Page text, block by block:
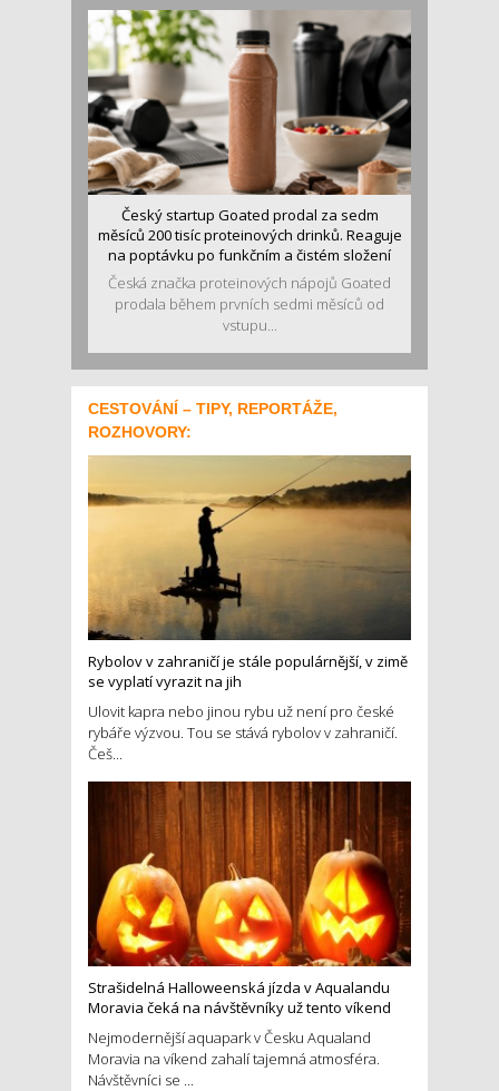
Český startup Goated prodal za sedm
měsíců 200 tisíc proteinových drinků. Reaguje
na poptávku po funkčním a čistém složení
Česká značka proteinových nápojů Goated
prodala během prvních sedmi měsíců od
vstupu...
CESTOVÁNÍ – TIPY, REPORTÁŽE,
ROZHOVORY:
Rybolov v zahraničí je stále populárnější, v zimě
se vyplatí vyrazit na jih
Ulovit kapra nebo jinou rybu už není pro české
rybáře výzvou. Tou se stává rybolov v zahraničí.
Češ...
Strašidelná Halloweenská jízda v Aqualandu
Moravia čeká na návštěvníky už tento víkend
Nejmodernější aquapark v Česku Aqualand
Moravia na víkend zahalí tajemná atmosféra.
Návštěvníci se ...